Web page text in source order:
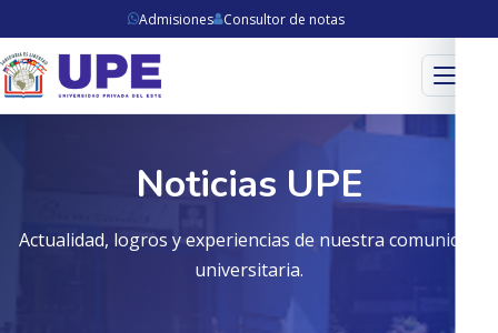
Admisiones Consultor de notas
Menú
Noticias UPE
Actualidad, logros y experiencias de nuestra comunidad
universitaria.